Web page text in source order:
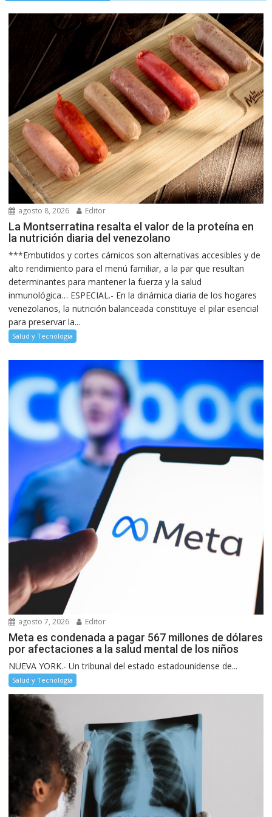
agosto 8, 2026 Editor
La Montserratina resalta el valor de la proteína en
la nutrición diaria del venezolano
***Embutidos y cortes cárnicos son alternativas accesibles y de
alto rendimiento para el menú familiar, a la par que resultan
determinantes para mantener la fuerza y la salud
inmunológica… ESPECIAL.- En la dinámica diaria de los hogares
venezolanos, la nutrición balanceada constituye el pilar esencial
para preservar la...
Salud y Tecnología
agosto 7, 2026 Editor
Meta es condenada a pagar 567 millones de dólares
por afectaciones a la salud mental de los niños
NUEVA YORK.- Un tribunal del estado estadounidense de...
Salud y Tecnología